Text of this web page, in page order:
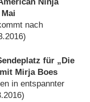
nach
)
für „Die
Mirja Boes
in entspannter
)